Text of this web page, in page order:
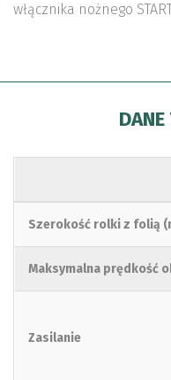
włącznika nożnego
DANE
Szerokość rolki z folią
Maksymalna prędkość
Zasilanie